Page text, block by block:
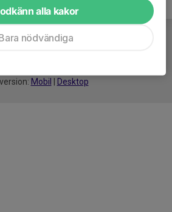
Mobil Desktop
alla kakor
nödvändiga